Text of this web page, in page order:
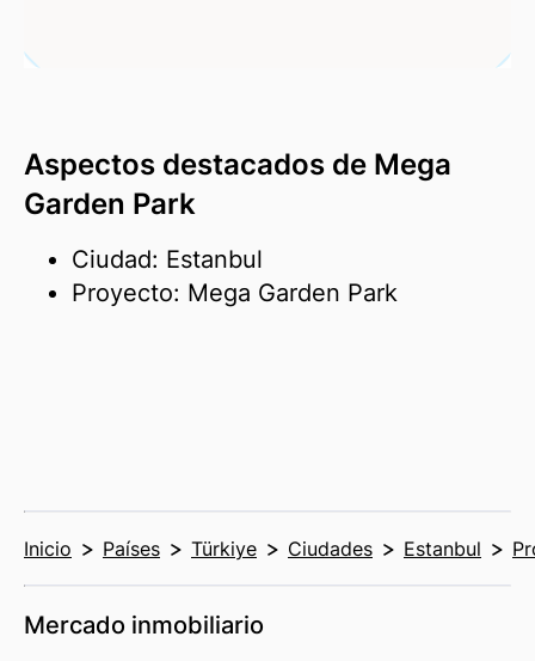
Aspectos destacados de Mega
Garden Park
Ciudad: Estanbul
Proyecto: Mega Garden Park
Inicio Países Türkiye Ciudades Estanbul
Mercado inmobiliario